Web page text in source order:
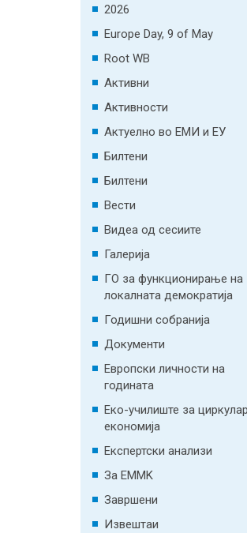
2026
Europe Day, 9 of May
Root WB
Активни
Активности
Актуелно во ЕМИ и ЕУ
Билтени
Билтени
Вести
Видеа од сесиите
Галерија
ГО за функционирање на
локалната демократија
Годишни собранија
Документи
Европски личности на
годината
Еко-училиште за
економија
Експертски анализи
За EMMK
Завршени
Извештаи